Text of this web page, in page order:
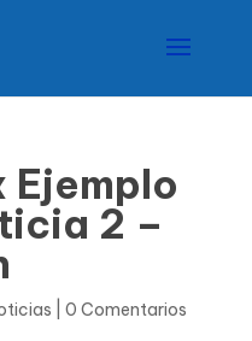
2 –
0 Comentarios